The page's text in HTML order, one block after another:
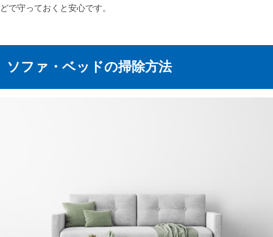
どで守っておくと安心です。
ソファ・ベッドの掃除方法